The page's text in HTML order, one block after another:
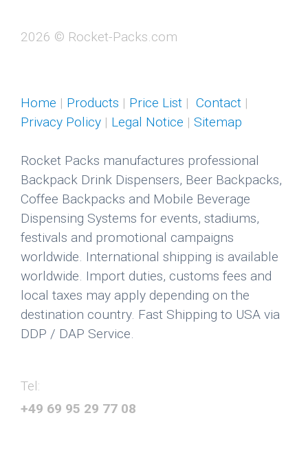
2026 © Rocket-Packs.com
Home | Products | Price List | Contact |
Privacy Policy | Legal Notice | Sitemap
Rocket Packs manufactures professional
Backpack Drink Dispensers, Beer Backpacks,
Coffee Backpacks and Mobile Beverage
Dispensing Systems for events, stadiums,
festivals and promotional campaigns
worldwide. International shipping is available
worldwide. Import duties, customs fees and
local taxes may apply depending on the
destination country. Fast Shipping to USA via
DDP / DAP Service.
Tel:
+49 69 95 29 77 08